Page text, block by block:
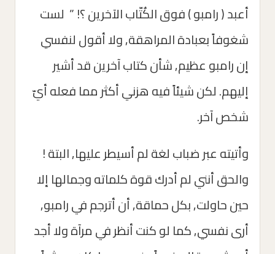
أعبد ( رامبو ) فوق الكُتّاب الآخرين ؟! ” لست
شغوفاً بعبادة المراهقة, ولا أقول لنفسي
إن رامبو عظيم, شأن كتاب آخرين قد أشير
إليهم. لكن شيئاً فيه هزني أكثر مما فعله أيّ
شخص آخر.
وأتيته عبر ضباب لغة لم أسيطر عليها, البتة !
والحق أنني لم أدرك قوة كلماته وجمالها إلا
حين حاولت, بكل حماقة, أن أترجم في رامبو,
أرى نفسي, كما لو كنت أنظر في مرآة ولا أجد